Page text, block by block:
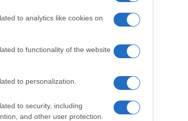
to analytics like cookies on
to functionality of the website
to personalization.
to security, including
and other user protection.
Guía esencial
precios y